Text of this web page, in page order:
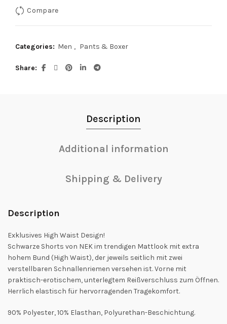
Compare
Categories: Men , Pants & Boxer
Share
Description
Additional information
Shipping & Delivery
Description
Exklusives High Waist Design!
Schwarze Shorts von NEK im trendigen Mattlook mit extra
hohem Bund (High Waist), der jeweils seitlich mit zwei
verstellbaren Schnallenriemen versehen ist. Vorne mit
praktisch-erotischem, unterlegtem Reißverschluss zum Öffnen.
Herrlich elastisch für hervorragenden Tragekomfort.
90% Polyester, 10% Elasthan, Polyurethan-Beschichtung.